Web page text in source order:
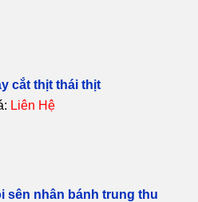
cắt thịt thái thịt
Liên Hệ
sên nhân bánh trung thu